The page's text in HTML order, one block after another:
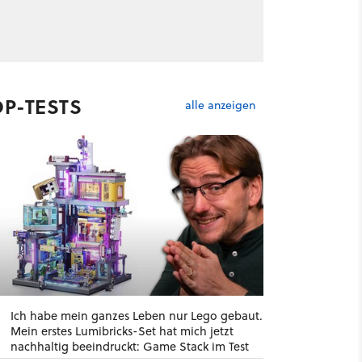
TESTS alle anzeigen
Ich habe mein ganzes Leben nur Lego gebaut.
Mein erstes Lumibricks-Set hat mich jetzt
nachhaltig beeindruckt: Game Stack im Test